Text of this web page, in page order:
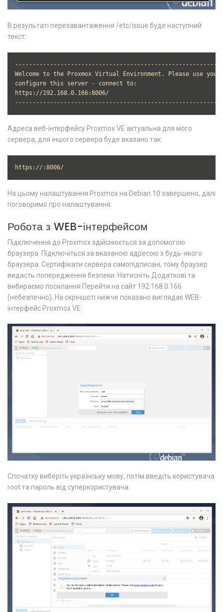
В результаті перезавантаження /etc/issue буде наступний
текст:
Welcome to the Proxmox Virtual Environment. Please use your
configure this server - connect to:
https://192.168.0.166:8006/
Адреса веб-інтерфейсу Proxmox VE актуальна для мого
сервера, для іншого сервера буде вказано так:
https:// :8006/
На цьому налаштування Proxmox на Debian 10 завершено, далі
поговоримо про налаштування.
Робота з WEB-інтерфейсом
Підключення до Proxmox здійснюється за допомогою
браузера. Підключіться за вказаною адресою з будь-якого
браузера. Сертифікати сервера самопідписані, тому браузер
видасть попередження безпеки. Натисніть Додаткові та
вибираємо посилання Перейти на сайт 192.168.0.166
(небезпечно). На скріншоті нижче показано виглядає WEB-
інтерфейс Proxmox VE:
Спочатку виберіть українську мову, потім введіть користувача
root та пароль від суперкористувача: